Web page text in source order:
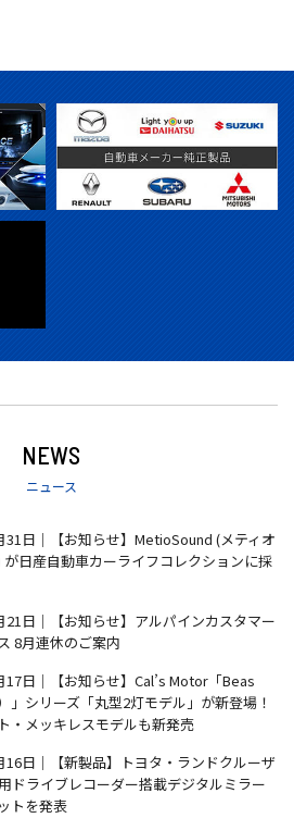
31日｜【お知らせ】MetioSound (メティオ
が日産自動車カーライフコレクションに採
21日｜【お知らせ】アルパインカスタマー
8月連休のご案内
17日｜【お知らせ】Cal’s Motor「Beas
」シリーズ「丸型2灯モデル」が新登場！
・メッキレスモデルも新発売
16日｜【新製品】トヨタ・ランドクルーザ
ドライブレコーダー搭載デジタルミラー
トを発表